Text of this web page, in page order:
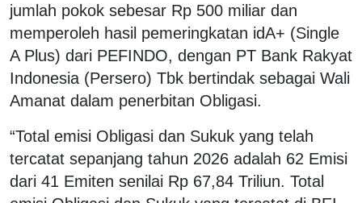
jumlah pokok sebesar Rp 500 miliar dan
memperoleh hasil pemeringkatan idA+ (Single
A Plus) dari PEFINDO, dengan PT Bank Rakyat
Indonesia (Persero) Tbk bertindak sebagai Wali
Amanat dalam penerbitan Obligasi.
“Total emisi Obligasi dan Sukuk yang telah
tercatat sepanjang tahun 2026 adalah 62 Emisi
dari 41 Emiten senilai Rp 67,84 Triliun. Total